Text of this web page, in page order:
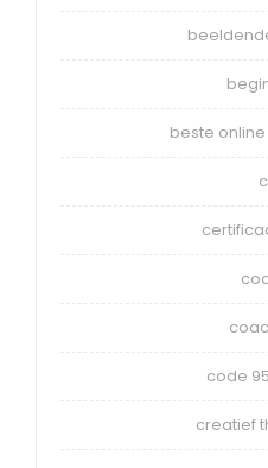
beste
code
creatief